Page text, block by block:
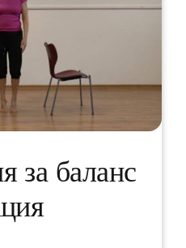
баланс и
за баланс